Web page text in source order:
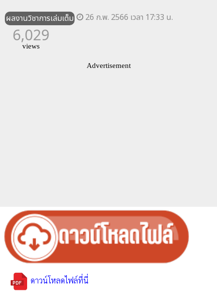
ผลงานวิชาการเล่มเต็ม 26 ก.พ. 2566 เวลา 17:33 น.
6,029
views
Advertisement
ดาวน์โหลดไฟล์ที่นี่